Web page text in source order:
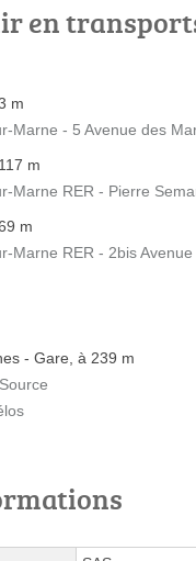
en
m
Marne - 5 Avenue des
m
Marne RER - Pierre
m
Marne RER - 2bis
- Gare, à 239 m